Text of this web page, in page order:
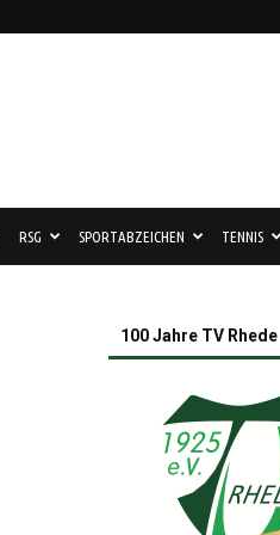
RSG SPORTABZEICHEN TENNIS
100 Jahre TV Rhede